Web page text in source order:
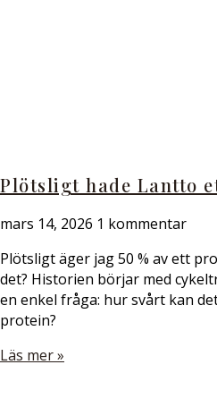
Plötsligt hade Lantto
mars 14, 2026 1 kommentar
Plötsligt äger jag 50 % av ett
det? Historien börjar med
en enkel fråga: hur svårt kan
protein?
Läs mer »